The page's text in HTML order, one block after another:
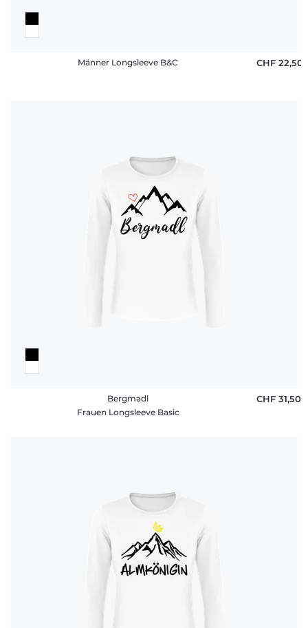
Männer Longsleeve B&C CHF 22,50
Bergmadl
Frauen Longsleeve Basic
CHF 31,50